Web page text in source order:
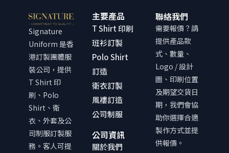
Signature
Uniform 是香
港訂製團體服
裝公司，提供
T Shirt 印
刷、Polo
Shirt、衛
衣、外套及公
司制服訂製服
務。客人可提
主要產品
T Shirt 印刷
班衫訂製
Polo Shirt
訂造
衛衣訂製
風褸訂造
公司制服
公司資訊
關於我們
聯絡我們
需要報價？請
提供產品款
式、數量、
Logo / 設計
圖、印刷位置
及期望交貨日
期，我們會協
助你選擇合適
製作方式並提
供報價。